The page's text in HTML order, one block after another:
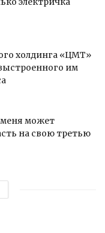
холдинга «ЦМТ»
им
меня может
на свою третью